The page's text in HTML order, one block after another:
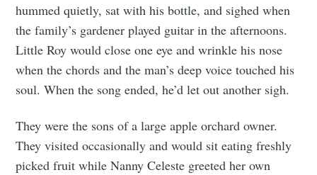
hummed quietly, sat with his bottle, and sighed when
the family’s gardener played guitar in the afternoons.
Little Roy would close one eye and wrinkle his nose
when the chords and the man’s deep voice touched his
soul. When the song ended, he’d let out another sigh.
They were the sons of a large apple orchard owner.
They visited occasionally and would sit eating freshly
picked fruit while Nanny Celeste greeted her own